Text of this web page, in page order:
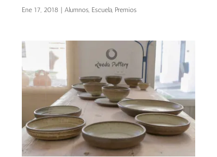
Ene 17, 2018 | Alumnos, Escuela, Premios